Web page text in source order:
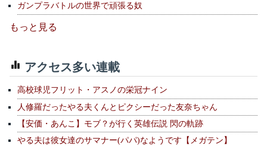
ガンプラバトルの世界で頑張る奴
もっと見る
アクセス多い連載
高校球児フリット・アスノの栄冠ナイン
人修羅だったやる夫くんとピクシーだった友奈ちゃん
【安価・あんこ】モブ？が行く英雄伝説 閃の軌跡
やる夫は彼女達のサマナー(パパ)なようです【メガテン】